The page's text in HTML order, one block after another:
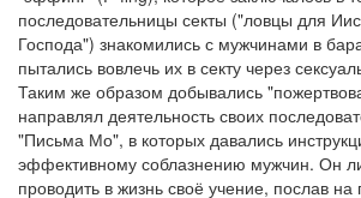
последовательницы секты ("ловцы для
Господа") знакомились с мужчинами в
пытались вовлечь их в секту через
Таким же образом добывались
направлял деятельность своих
"Письма Мо", в которых давались
эффективному соблазнению мужчин. Он
проводить в жизнь своё учение, послав